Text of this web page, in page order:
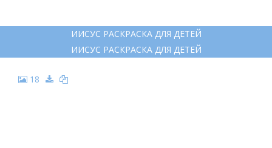
ИИСУС РАСКРАСКА ДЛЯ ДЕТЕЙ
ИИСУС РАСКРАСКА ДЛЯ ДЕТЕЙ
18